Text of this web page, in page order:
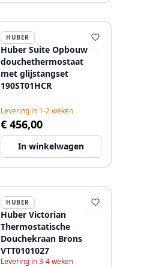
HUBER
Huber Suite Opbouw
douchethermostaat
met glijstangset
190ST01HCR
Levering in 1-2 weken
€ 456,00
In winkelwagen
HUBER
Huber Victorian
Thermostatische
Douchekraan Brons
VTT0101027
Levering in 3-4 weken